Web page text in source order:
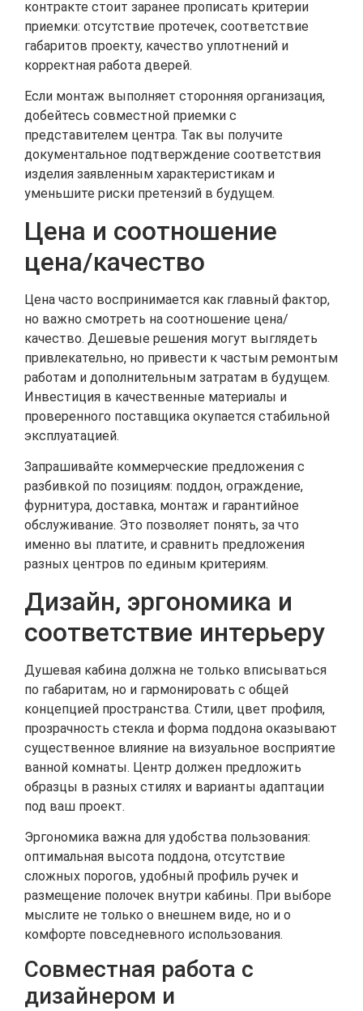
контракте стоит заранее прописать критерии
приемки: отсутствие протечек, соответствие
габаритов проекту, качество уплотнений и
корректная работа дверей.
Если монтаж выполняет сторонняя организация,
добейтесь совместной приемки с
представителем центра. Так вы получите
документальное подтверждение соответствия
изделия заявленным характеристикам и
уменьшите риски претензий в будущем.
Цена и соотношение
цена/качество
Цена часто воспринимается как главный фактор,
но важно смотреть на соотношение цена/
качество. Дешевые решения могут выглядеть
привлекательно, но привести к частым ремонтым
работам и дополнительным затратам в будущем.
Инвестиция в качественные материалы и
проверенного поставщика окупается стабильной
эксплуатацией.
Запрашивайте коммерческие предложения с
разбивкой по позициям: поддон, ограждение,
фурнитура, доставка, монтаж и гарантийное
обслуживание. Это позволяет понять, за что
именно вы платите, и сравнить предложения
разных центров по единым критериям.
Дизайн, эргономика и
соответствие интерьеру
Душевая кабина должна не только вписываться
по габаритам, но и гармонировать с общей
концепцией пространства. Стили, цвет профиля,
прозрачность стекла и форма поддона оказывают
существенное влияние на визуальное восприятие
ванной комнаты. Центр должен предложить
образцы в разных стилях и варианты адаптации
под ваш проект.
Эргономика важна для удобства пользования:
оптимальная высота поддона, отсутствие
сложных порогов, удобный профиль ручек и
размещение полочек внутри кабины. При выборе
мыслите не только о внешнем виде, но и о
комфорте повседневного использования.
Совместная работа с
дизайнером и